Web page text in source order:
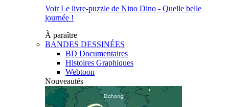
Voir Le livre-puzzle de Nino Dino - Quelle belle
journée !
À paraître
BANDES DESSINÉES
BD Documentaires
Histoires Graphiques
Webtoon
Nouveautés